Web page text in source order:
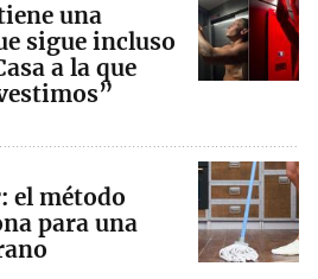
una
sigue incluso
a la que
el método
para una